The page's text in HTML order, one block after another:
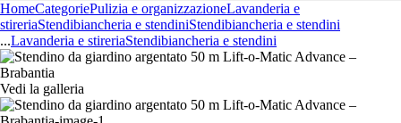
HomeCategoriePulizia e organizzazioneLavanderia e
stireriaStendibiancheria e stendiniStendibiancheria e stendini
...Lavanderia e stireriaStendibiancheria e stendini
Vedi la galleria